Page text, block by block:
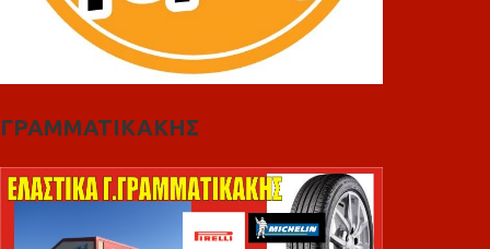
ΓΡΑΜΜΑΤΙΚΑΚΗΣ